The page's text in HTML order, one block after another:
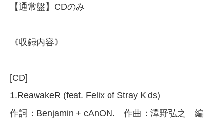
【通常盤】CDのみ
《収録内容》
[CD]
1.ReawakeR (feat. Felix of Stray Kids)
作詞：Benjamin + cAnON. 作曲：澤野弘之 編